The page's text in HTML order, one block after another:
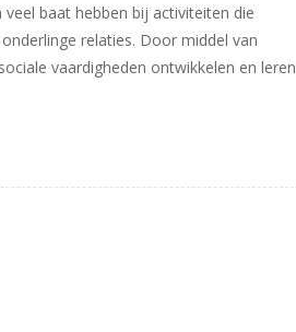
baat hebben bij activiteiten die
relaties. Door middel van
vaardigheden ontwikkelen en leren